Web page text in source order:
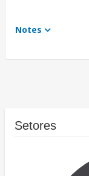
Notes
Setores